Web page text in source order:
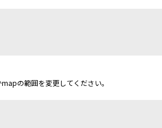
の範囲を変更してください。